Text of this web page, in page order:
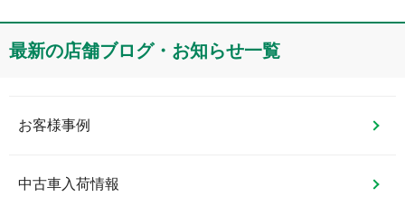
最新の店舗ブログ・お知らせ一覧
お客様事例
中古車入荷情報